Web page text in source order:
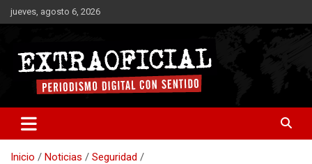
Saltar
al
jueves, agosto 6, 2026
Extraoficial
Inicio Noticias
Seguridad